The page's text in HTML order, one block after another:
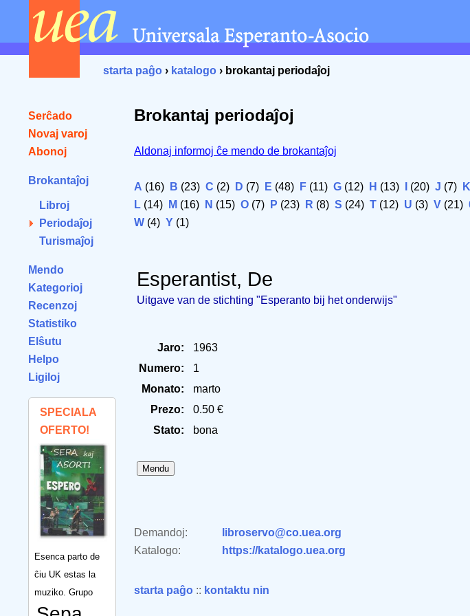
starta paĝo › katalogo › brokantaj periodaĵoj
Serĉado
Novaj varoj
Abonoj
Brokantaĵoj
Libroj
Periodaĵoj
Turismaĵoj
Mendo
Kategorioj
Recenzoj
Statistiko
Elŝutu
Helpo
Ligiloj
SPECIALA
OFERTO!
Esenca parto de
ĉiu UK estas la
muziko. Grupo
Brokantaj periodaĵoj
Aldonaj informoj ĉe mendo de brokantaĵoj
A (16) B (23) C (2) D (7) E (48) F (11) G (12) H (13) (20) J (7) K
L (14) M (16) N (15) O (7) P (23) R (8) S (24) T (12) U (3) V (21)
W (4) Y (1)
Esperantist, De
Uitgave van de stichting "Esperanto bij het onderwijs"
Jaro:
1963
Numero:
1
Monato:
marto
Prezo:
0.50 €
Stato:
bona
Demandoj:
libroservo@co.uea.org
Katalogo:
https://katalogo.uea.org
starta paĝo :: kontaktu nin